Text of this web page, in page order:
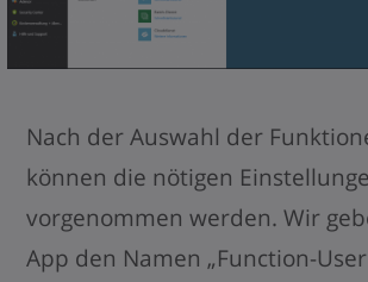
Nach der Auswahl der
können die nötigen
vorgenommen werden. Wir
App den Namen „Function-